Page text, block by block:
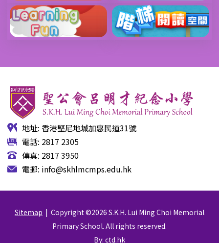
地址: 香港堅尼地城加惠民道31號
電話: 2817 2305
傳真: 2817 3950
電郵: info@skhlmcmps.edu.hk
Sitemap | Copyright ©2026 S.K.H. Lui Ming Choi Memorial
Primary School. All rights reserved.
By: ctd.hk